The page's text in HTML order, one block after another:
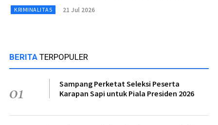
KRIMINALITAS 21 Jul 2026
BERITA TERPOPULER
01
Sampang Perketat Seleksi Peserta
Karapan Sapi untuk Piala Presiden 2026